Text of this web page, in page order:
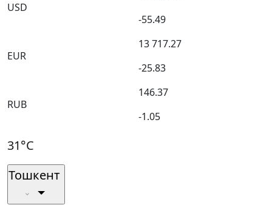
USD
-55.49
EUR
13 717.27
-25.83
RUB
146.37
-1.05
31°C
Тошкент